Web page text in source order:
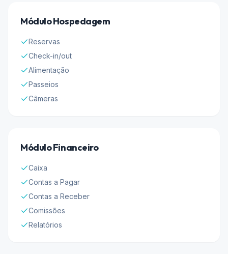
Módulo Hospedagem
Reservas
Check-in/out
Alimentação
Passeios
Câmeras
Módulo Financeiro
Caixa
Contas a Pagar
Contas a Receber
Comissões
Relatórios